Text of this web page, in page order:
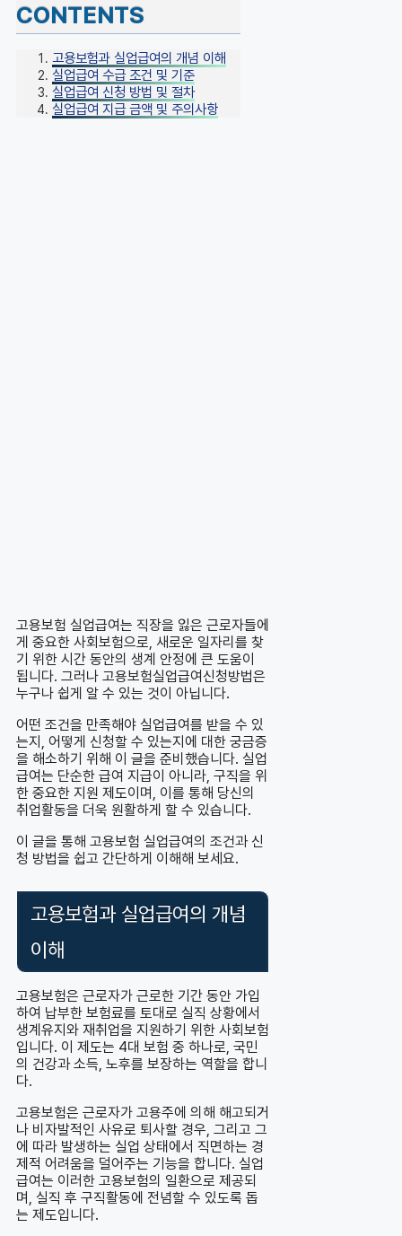
CONTENTS
고용보험과 실업급여의 개념 이해
실업급여 수급 조건 및 기준
실업급여 신청 방법 및 절차
실업급여 지급 금액 및 주의사항
고용보험 실업급여는 직장을 잃은 근로자들에
게 중요한 사회보험으로, 새로운 일자리를 찾
기 위한 시간 동안의 생계 안정에 큰 도움이
됩니다. 그러나 고용보험실업급여신청방법은
누구나 쉽게 알 수 있는 것이 아닙니다.
어떤 조건을 만족해야 실업급여를 받을 수 있
는지, 어떻게 신청할 수 있는지에 대한 궁금증
을 해소하기 위해 이 글을 준비했습니다. 실업
급여는 단순한 급여 지급이 아니라, 구직을 위
한 중요한 지원 제도이며, 이를 통해 당신의
취업활동을 더욱 원활하게 할 수 있습니다.
이 글을 통해 고용보험 실업급여의 조건과 신
청 방법을 쉽고 간단하게 이해해 보세요.
고용보험과 실업급여의 개념
이해
고용보험은 근로자가 근로한 기간 동안 가입
하여 납부한 보험료를 토대로 실직 상황에서
생계유지와 재취업을 지원하기 위한 사회보험
입니다. 이 제도는 4대 보험 중 하나로, 국민
의 건강과 소득, 노후를 보장하는 역할을 합니
다.
고용보험은 근로자가 고용주에 의해 해고되거
나 비자발적인 사유로 퇴사할 경우, 그리고 그
에 따라 발생하는 실업 상태에서 직면하는 경
제적 어려움을 덜어주는 기능을 합니다. 실업
급여는 이러한 고용보험의 일환으로 제공되
며, 실직 후 구직활동에 전념할 수 있도록 돕
는 제도입니다.